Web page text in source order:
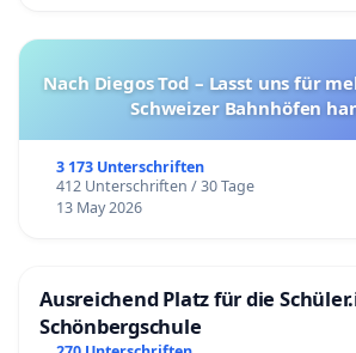
Nach Diegos Tod – Lasst uns für
Schweizer Bahnhöfen
3 173 Unterschriften
412 Unterschriften / 30 Tage
13 May 2026
Ausreichend Platz für die
Schönbergschule